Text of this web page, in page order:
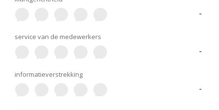
-
service van de medewerkers
-
informatieverstrekking
-